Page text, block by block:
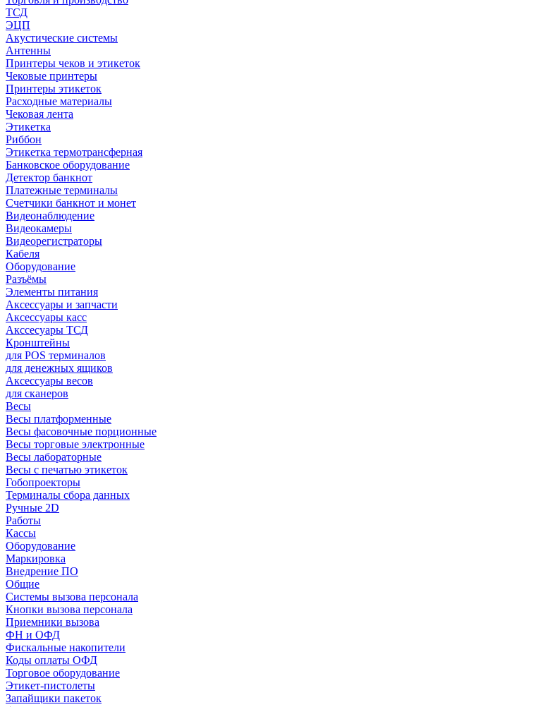
ТСД
ЭЦП
Акустические системы
Антенны
Принтеры чеков и этикеток
Чековые принтеры
Принтеры этикеток
Расходные материалы
Чековая лента
Этикетка
Риббон
Этикетка термотрансферная
Банковское оборудование
Детектор банкнот
Платежные терминалы
Счетчики банкнот и монет
Видеонаблюдение
Видеокамеры
Видеорегистраторы
Кабеля
Оборудование
Разъёмы
Элементы питания
Аксессуары и запчасти
Аксессуары касс
Акссесуары ТСД
Кронштейны
для POS терминалов
для денежных ящиков
Аксессуары весов
для сканеров
Весы
Весы платформенные
Весы фасовочные порционные
Весы торговые электронные
Весы лабораторные
Весы с печатью этикеток
Гобопроекторы
Терминалы сбора данных
Ручные 2D
Работы
Кассы
Оборудование
Маркировка
Внедрение ПО
Общие
Системы вызова персонала
Кнопки вызова персонала
Приемники вызова
ФН и ОФД
Фискальные накопители
Коды оплаты ОФД
Торговое оборудование
Этикет-пистолеты
Запайщики пакеток